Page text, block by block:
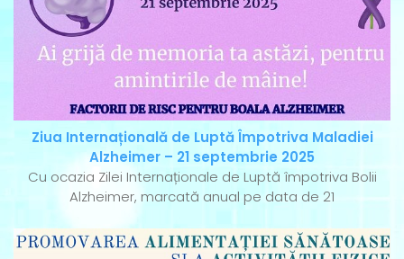
Ziua Internațională de Luptă Împotriva Maladiei
Alzheimer – 21 septembrie 2025
Cu ocazia Zilei Internaționale de Luptă împotriva Bolii
Alzheimer, marcată anual pe data de 21